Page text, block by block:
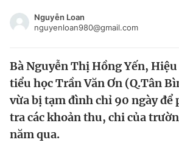
Tin thị trường
Sản phẩm khác
Tiện ích Bạn
Nguyễn Loan
nguyenloan980@gmail.com
Bà Nguyễn Thị Hồng Yến,
tiểu học Trần Văn Ơn (Q.Tân
vừa bị tạm đình chỉ 90 ngày để
tra các khoản thu, chi của
năm qua.